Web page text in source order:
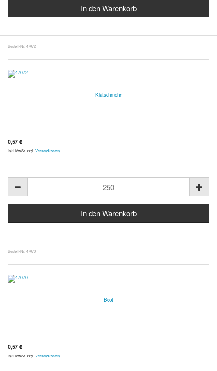
Bestell-Nr. 47072
Klatschmohn
0,57 €
inkl. MwSt. zzgl. Versandkosten
Bestell-Nr. 47070
Boot
0,57 €
inkl. MwSt. zzgl. Versandkosten